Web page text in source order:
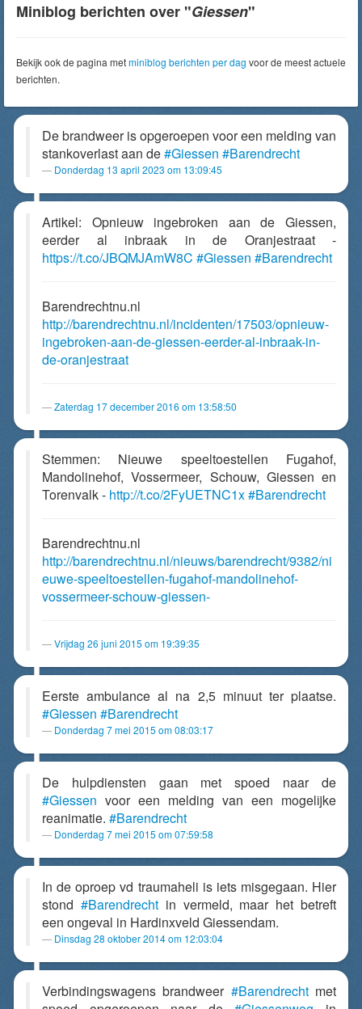
Miniblog berichten over "Giessen"
Bekijk ook de pagina metminiblog berichten per dag voor de meest actuele
berichten.
De brandweer is opgeroepen voor een melding van
stankoverlast aan de#Giessen #Barendrecht
Donderdag 13 april 2023 om 13:09:45
Artikel: Opnieuw ingebroken aan de Giessen,
eerder al inbraak in de Oranjestraat -
https://t.co/JBQMJAmW8C #Giessen #Barendrecht
Barendrechtnu.nl
http://barendrechtnu.nl/incidenten/17503/opnieuw-
ingebroken-aan-de-giessen-eerder-al-inbraak-in-
de-oranjestraat
Zaterdag 17 december 2016 om 13:58:50
Stemmen: Nieuwe speeltoestellen Fugahof,
Mandolinehof, Vossermeer, Schouw, Giessen en
Torenvalk - http://t.co/2FyUETNC1x#Barendrecht
Barendrechtnu.nl
http://barendrechtnu.nl/nieuws/barendrecht/9382/ni
euwe-speeltoestellen-fugahof-mandolinehof-
vossermeer-schouw-giessen-
Vrijdag 26 juni 2015 om 19:39:35
Eerste ambulance al na 2,5 minuut ter plaatse.
#Giessen #Barendrecht
Donderdag 7 mei 2015 om 08:03:17
De hulpdiensten gaan met spoed naar de
#Giessen voor een melding van een mogelijke
reanimatie. #Barendrecht
Donderdag 7 mei 2015 om 07:59:58
In de oproep vd traumaheli is iets misgegaan. Hier
stond #Barendrechtin vermeld, maar het betreft
een ongeval in Hardinxveld Giessendam.
Dinsdag 28 oktober 2014 om 12:03:04
Verbindingswagens brandweer #Barendrechtmet